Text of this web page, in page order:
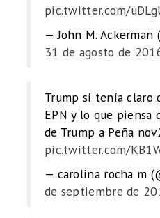
pic.twitter.com/
— John M. Ackerman
31 de agosto de
Trump si tenía claro
EPN y lo que piensa
de Trump a Peña
pic.twitter.com/
— carolina rocha m
de septiembre de